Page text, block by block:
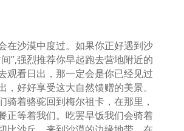
在沙漠中度过。如果你正好遇到沙
”,强烈推荐你早起跑去营地附近的
观看日出，那一定会是你已经见过
，好好享受这大自然馈赠的美景。
骑着骆驼回到梅尔祖卡，在那里，
正等着我们。吃罢早饭我们会骑着